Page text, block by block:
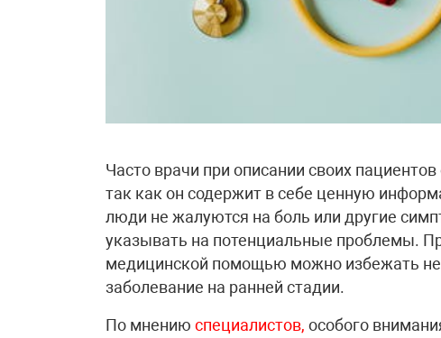
Часто врачи при описании своих
так как он содержит в себе ценную
люди не жалуются на боль или другие
указывать на потенциальные проблемы.
медицинской помощью можно избежать
заболевание на ранней стадии.
По мнению специалистов, особого